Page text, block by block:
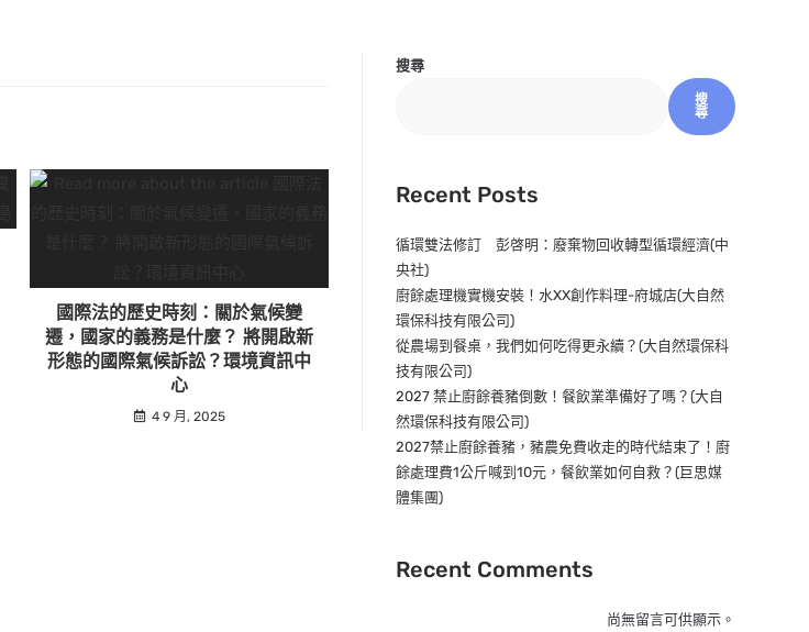
國際法的歷史時刻：關於氣候變
遷，國家的義務是什麼？ 將開啟新
形態的國際氣候訴訟？環境資訊中
心
4 9 月, 2025
搜尋
搜
尋
Recent Posts
循環雙法修訂 彭啓明：廢棄物回收轉型循環經濟(中
央社)
廚餘處理機實機安裝！水XX創作料理-府城店(大自然
環保科技有限公司)
從農場到餐桌，我們如何吃得更永續？(大自然環保科
技有限公司)
2027 禁止廚餘養豬倒數！餐飲業準備好了嗎？(大自
然環保科技有限公司)
2027禁止廚餘養豬，豬農免費收走的時代結束了！廚
餘處理費1公斤喊到10元，餐飲業如何自救？(巨思媒
體集團)
Recent Comments
尚無留言可供顯示。